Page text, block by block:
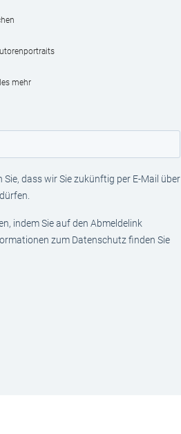
mehr
dass wir Sie zukünftig per E-Mail über
indem Sie auf den Abmeldelink
zum Datenschutz finden Sie